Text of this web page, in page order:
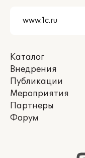
Каталог
Внедрения
Публикации
Мероприятия
Партнеры
Форум